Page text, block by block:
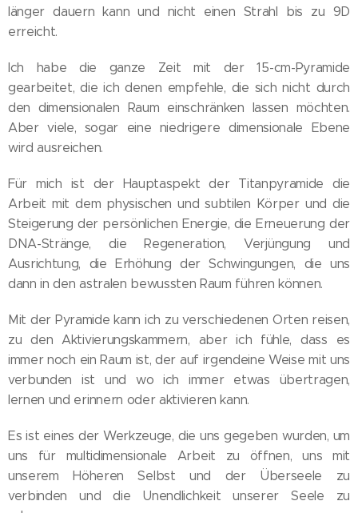
länger dauern kann und nicht einen Strahl bis zu 9D
erreicht.
Ich habe die ganze Zeit mit der 15-cm-Pyramide
gearbeitet, die ich denen empfehle, die sich nicht durch
den dimensionalen Raum einschränken lassen möchten.
Aber viele, sogar eine niedrigere dimensionale Ebene
wird ausreichen.
Für mich ist der Hauptaspekt der Titanpyramide die
Arbeit mit dem physischen und subtilen Körper und die
Steigerung der persönlichen Energie, die Erneuerung der
DNA-Stränge, die Regeneration, Verjüngung und
Ausrichtung, die Erhöhung der Schwingungen, die uns
dann in den astralen bewussten Raum führen können.
Mit der Pyramide kann ich zu verschiedenen Orten reisen,
zu den Aktivierungskammern, aber ich fühle, dass es
immer noch ein Raum ist, der auf irgendeine Weise mit uns
verbunden ist und wo ich immer etwas übertragen,
lernen und erinnern oder aktivieren kann.
Es ist eines der Werkzeuge, die uns gegeben wurden, um
uns für multidimensionale Arbeit zu öffnen, uns mit
unserem Höheren Selbst und der Überseele zu
verbinden und die Unendlichkeit unserer Seele zu